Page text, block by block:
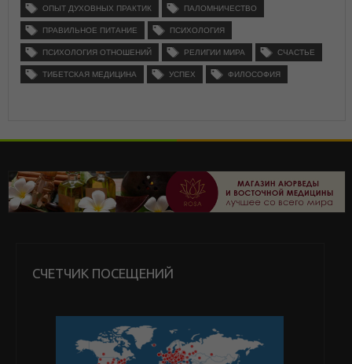
ОПЫТ ДУХОВНЫХ ПРАКТИК ПАЛОМНИЧЕСТВО
ПРАВИЛЬНОЕ ПИТАНИЕ ПСИХОЛОГИЯ
ПСИХОЛОГИЯ ОТНОШЕНИЙ РЕЛИГИИ МИРА СЧАСТЬЕ
ТИБЕТСКАЯ МЕДИЦИНА УСПЕХ ФИЛОСОФИЯ
СЧЕТЧИК ПОСЕЩЕНИЙ